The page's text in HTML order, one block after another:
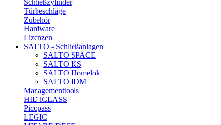
Schließzylinder
Türbeschläge
Zubehör
Hardware
Lizenzen
SALTO - Schließanlagen
SALTO SPACE
SALTO KS
SALTO Homelok
SALTO IDM
Managementtools
HID iCLASS
Picopass
LEGIC